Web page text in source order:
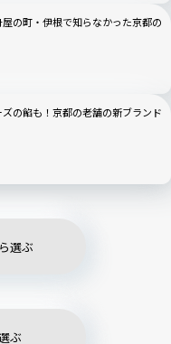
屋の町・伊根で知らなかった京都の
ズの餡も！京都の老舗の新ブランド
選ぶ
ぶ